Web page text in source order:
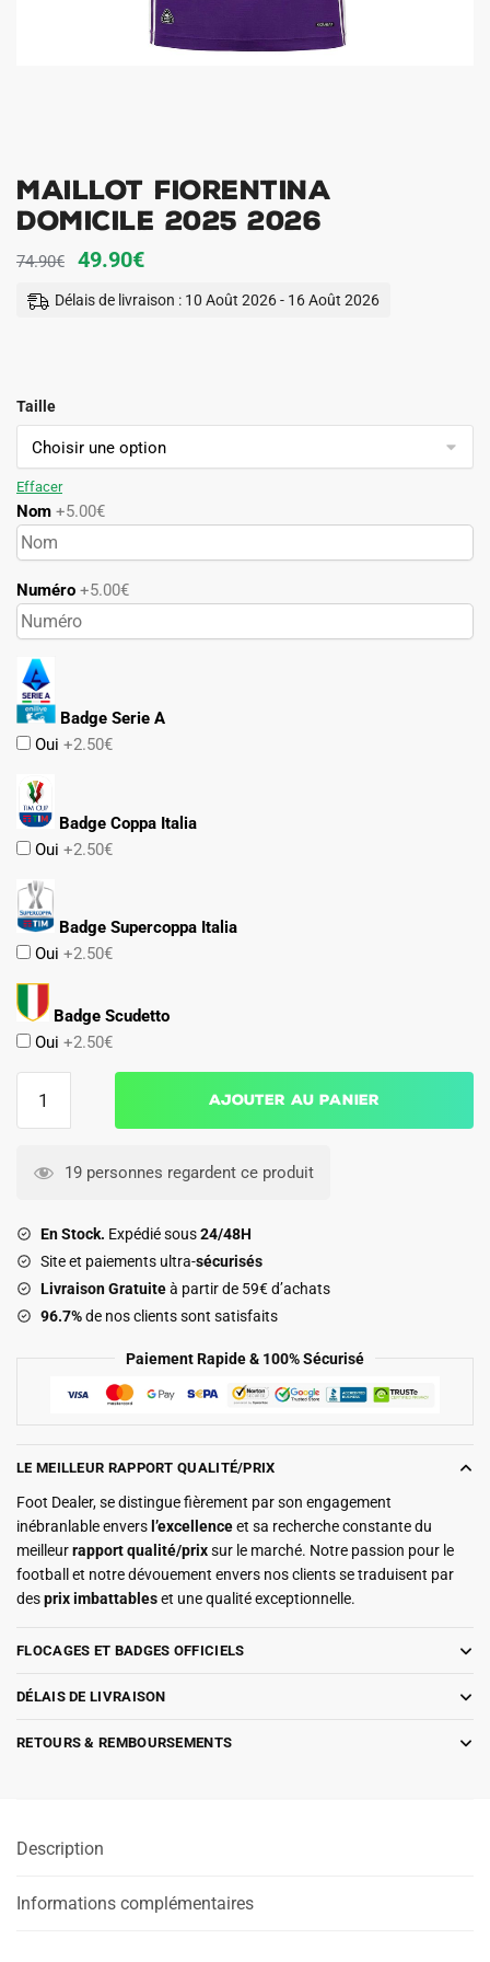
Maillot Fiorentina
Domicile 2025 2026
74.90€
Le
prix
49.90€Le
prix
Délais de livraison : 10 Août 2026 - 16 Août 2026
Taille
Effacer
Nom +5.00€
Numéro +5.00€
Badge Serie A
Oui +2.50€
Badge Coppa Italia
Oui +2.50€
Badge Supercoppa Italia
Oui +2.50€
Badge Scudetto
Oui +2.50€
Fiorentina
2026
Ajouter au panier
19 personnes regardent ce produit
En Stock. Expédié sous24/48H
Site et paiements ultra-sécurisés
Livraison Gratuiteà partir de 59€ d’achats
96.7%de nos clients sont satisfaits
Paiement Rapide & 100% Sécurisé
LE MEILLEUR RAPPORT QUALITÉ/PRIX
Foot Dealer, se distingue fièrement par son engagement
inébranlable envers l’excellenceet sa recherche constante du
meilleurrapport qualité/prixsur le marché. Notre passion pour le
football et notre dévouement envers nos clients se traduisent par
desprix imbattableset une qualité exceptionnelle.
FLOCAGES ET BADGES OFFICIELS
DÉLAIS DE LIVRAISON
RETOURS & REMBOURSEMENTS
Description
Informations complémentaires